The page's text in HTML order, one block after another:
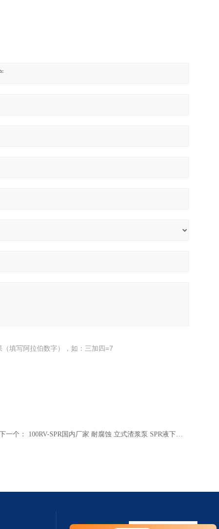
（填写阿拉伯数字），如：三加四=7
一个： 100RV-SPR国内厂家 耐腐蚀 立式渣浆泵 SPR液下泵系列 液下泵生产